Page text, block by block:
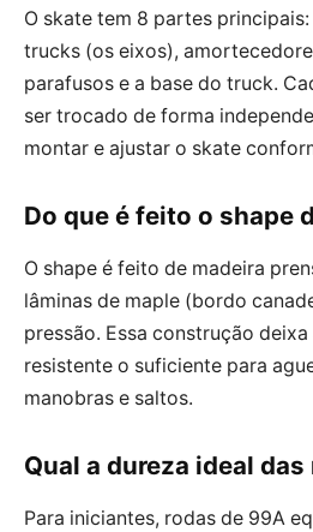
O skate tem 8 partes
trucks (os eixos),
parafusos e a base do truck.
ser trocado de forma
montar e ajustar o skate
Do que é feito o shape
O shape é feito de madeira
lâminas de maple (bordo
pressão. Essa construção
resistente o suficiente para
manobras e saltos.
Qual a dureza ideal
Para iniciantes, rodas de 99A